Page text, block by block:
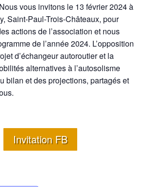
vous invitons le 13 février 2024 à
Saint-Paul-Trois-Châteaux, pour
actions de l’association et nous
de l’année 2024. L’opposition
d’échangeur autoroutier et la
alternatives à l’autosolisme
bilan et des projections, partagés et
Invitation FB